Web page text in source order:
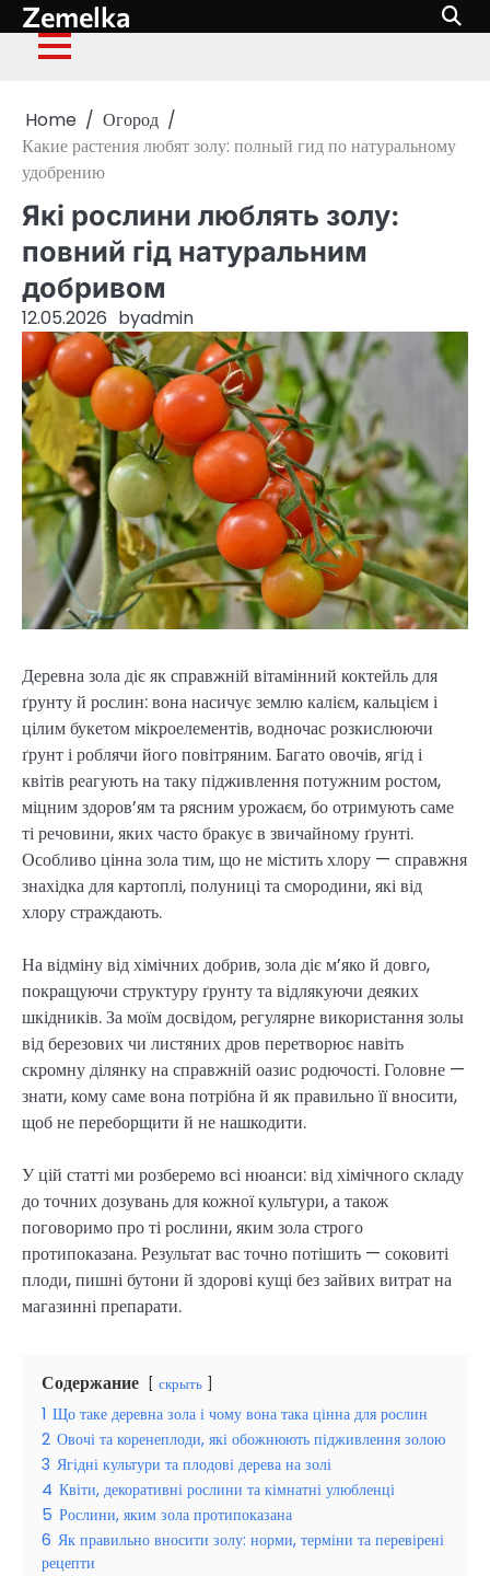
Skip
to
content
Zemelka
Home
Огород
Какие растения любят золу: полный гид по натуральному
удобрению
Які рослини люблять золу:
повний гід натуральним
добривом
12.05.2026 byadmin
Деревна зола діє як справжній вітамінний коктейль для
ґрунту й рослин: вона насичує землю калієм, кальцієм і
цілим букетом мікроелементів, водночас розкислюючи
ґрунт і роблячи його повітряним. Багато овочів, ягід і
квітів реагують на таку підживлення потужним ростом,
міцним здоров’ям та рясним урожаєм, бо отримують саме
ті речовини, яких часто бракує в звичайному ґрунті.
Особливо цінна зола тим, що не містить хлору — справжня
знахідка для картоплі, полуниці та смородини, які від
хлору страждають.
На відміну від хімічних добрив, зола діє м’яко й довго,
покращуючи структуру ґрунту та відлякуючи деяких
шкідників. За моїм досвідом, регулярне використання золы
від березових чи листяних дров перетворює навіть
скромну ділянку на справжній оазис родючості. Головне —
знати, кому саме вона потрібна й як правильно її вносити,
щоб не переборщити й не нашкодити.
У цій статті ми розберемо всі нюанси: від хімічного складу
до точних дозувань для кожної культури, а також
поговоримо про ті рослини, яким зола строго
протипоказана. Результат вас точно потішить — соковиті
плоди, пишні бутони й здорові кущі без зайвих витрат на
магазинні препарати.
Содержание скрыть
1 Що таке деревна зола і чому вона така цінна для рослин
2 Овочі та коренеплоди, які обожнюють підживлення золою
3 Ягідні культури та плодові дерева на золі
4 Квіти, декоративні рослини та кімнатні улюбленці
5 Рослини, яким зола протипоказана
6 Як правильно вносити золу: норми, терміни та перевірені
рецепти